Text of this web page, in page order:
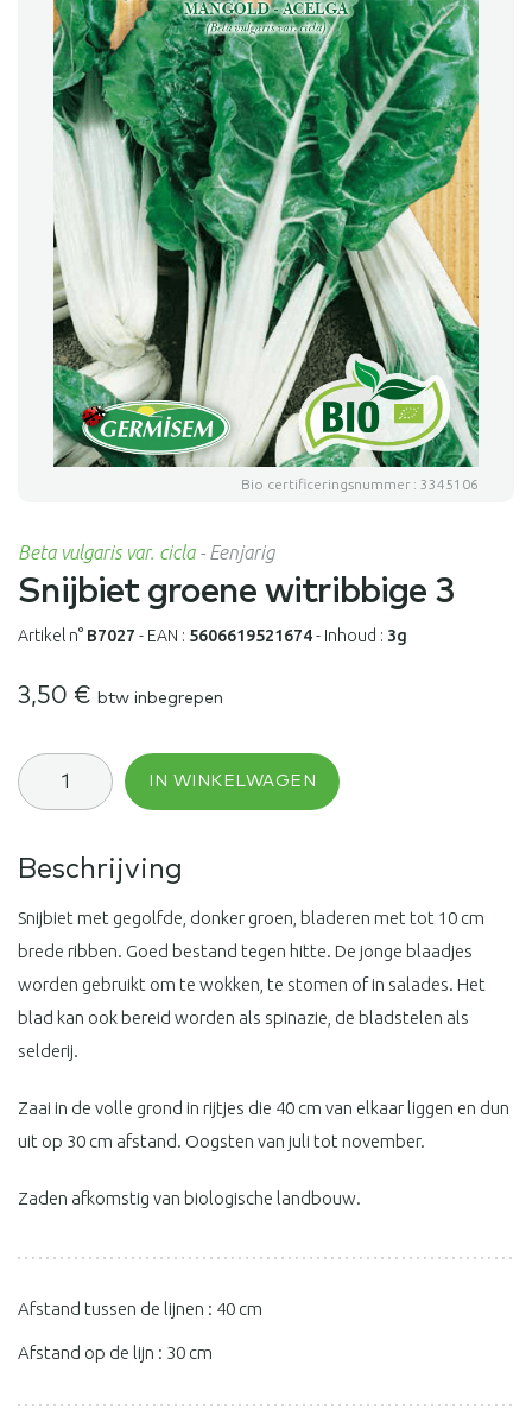
Bio certificeringsnummer : 3345106
Beta vulgaris var. cicla- Eenjarig
Snijbiet groene witribbige 3
Artikel n° B7027 - EAN : 5606619521674- Inhoud : 3g
3,50 € btw inbegrepen
Snijbiet
groene
witribbige
IN WINKELWAGEN
Beschrijving
Snijbiet met gegolfde, donker groen, bladeren met tot 10 cm
brede ribben. Goed bestand tegen hitte. De jonge blaadjes
worden gebruikt om te wokken, te stomen of in salades. Het
blad kan ook bereid worden als spinazie, de bladstelen als
selderij.
Zaai in de volle grond in rijtjes die 40 cm van elkaar liggen en dun
uit op 30 cm afstand. Oogsten van juli tot november.
Zaden afkomstig van biologische landbouw.
Afstand tussen de lijnen : 40 cm
Afstand op de lijn : 30 cm